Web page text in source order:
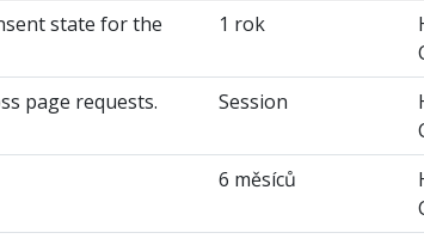
state for the
1 rok
page requests. Session
6 měsíců